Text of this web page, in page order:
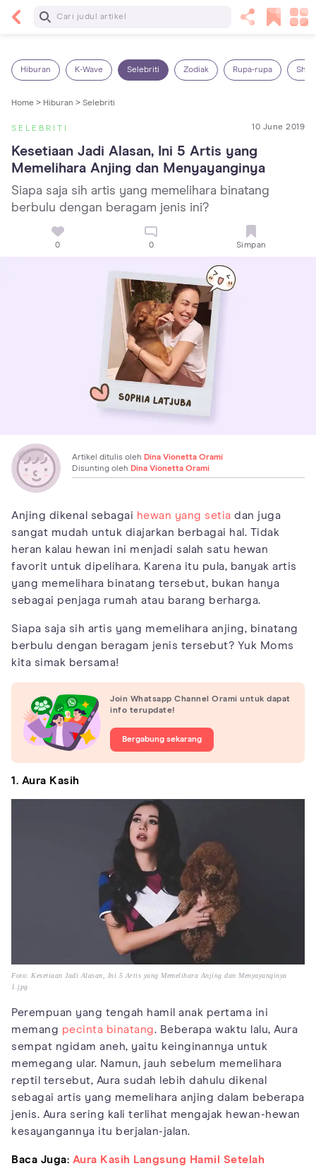
Baca Selanjutnya
Hiburan K-Wave Selebriti Zodiak Rupa-rupa
Home > Hiburan > Selebriti
SELEBRITI 10 June 2019
Kesetiaan Jadi Alasan, Ini 5 Artis yang
Memelihara Anjing dan Menyayanginya
Siapa saja sih artis yang memelihara binatang
berbulu dengan beragam jenis ini?
0 0 Simpan
Artikel ditulis oleh Dina Vionetta Orami
Disunting oleh Dina Vionetta Orami
Anjing dikenal sebagai hewan yang setia dan juga
sangat mudah untuk diajarkan berbagai hal. Tidak
heran kalau hewan ini menjadi salah satu hewan
favorit untuk dipelihara. Karena itu pula, banyak artis
yang memelihara binatang tersebut, bukan hanya
sebagai penjaga rumah atau barang berharga.
Siapa saja sih artis yang memelihara anjing, binatang
berbulu dengan beragam jenis tersebut? Yuk Moms
kita simak bersama!
Join Whatsapp Channel Orami untuk dapat
info terupdate!
Bergabung sekarang
1. Aura Kasih
Foto: Kesetiaan Jadi Alasan, Ini 5 Artis yang Memelihara Anjing dan Menyayanginya
1.jpg
Perempuan yang tengah hamil anak pertama ini
memang pecinta binatang. Beberapa waktu lalu, Aura
sempat ngidam aneh, yaitu keinginannya untuk
memegang ular. Namun, jauh sebelum memelihara
reptil tersebut, Aura sudah lebih dahulu dikenal
sebagai artis yang memelihara anjing dalam beberapa
jenis. Aura sering kali terlihat mengajak hewan-hewan
kesayangannya itu berjalan-jalan.
Baca Juga: Aura Kasih Langsung Hamil Setelah